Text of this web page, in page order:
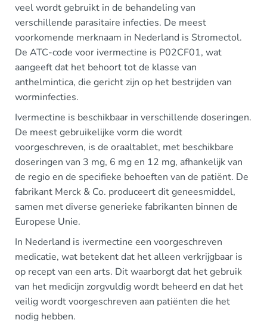
veel wordt gebruikt in de behandeling van
verschillende parasitaire infecties. De meest
voorkomende merknaam in Nederland is Stromectol.
De ATC-code voor ivermectine is P02CF01, wat
aangeeft dat het behoort tot de klasse van
anthelmintica, die gericht zijn op het bestrijden van
worminfecties.
Ivermectine is beschikbaar in verschillende doseringen.
De meest gebruikelijke vorm die wordt
voorgeschreven, is de oraaltablet, met beschikbare
doseringen van 3 mg, 6 mg en 12 mg, afhankelijk van
de regio en de specifieke behoeften van de patiënt. De
fabrikant Merck & Co. produceert dit geneesmiddel,
samen met diverse generieke fabrikanten binnen de
Europese Unie.
In Nederland is ivermectine een voorgeschreven
medicatie, wat betekent dat het alleen verkrijgbaar is
op recept van een arts. Dit waarborgt dat het gebruik
van het medicijn zorgvuldig wordt beheerd en dat het
veilig wordt voorgeschreven aan patiënten die het
nodig hebben.